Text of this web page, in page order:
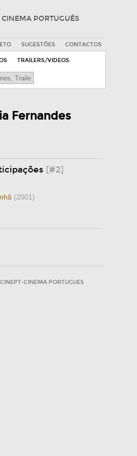
CINEMA PORTUGUÊS
SUGESTÕES CONTACTOS
TRAILERS/VIDEOS
Fernandes
[#2]
(2001)
CINEPT-CINEMA PORTUGUES